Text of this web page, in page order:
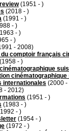
(1951 - )
(2018 - )
(1991 - )
- )
- )
- )
- 2008)
comptoir français
(1958 - )
internationales (2000 -
- 2012)
(1951 - )
(1983 - )
- )
(1954 - )
(1972 - )